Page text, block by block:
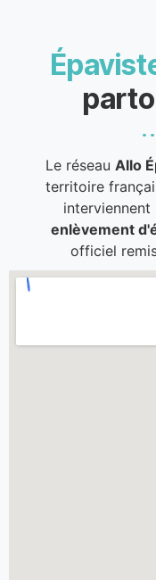
Le réseauAllo
territoire
enlèvement
officiel